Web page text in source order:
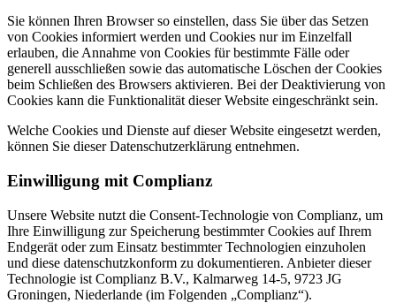
Sie können Ihren Browser so einstellen, dass Sie über das Setzen
von Cookies informiert werden und Cookies nur im Einzelfall
erlauben, die Annahme von Cookies für bestimmte Fälle oder
generell ausschließen sowie das automatische Löschen der Cookies
beim Schließen des Browsers aktivieren. Bei der Deaktivierung von
Cookies kann die Funktionalität dieser Website eingeschränkt sein.
Welche Cookies und Dienste auf dieser Website eingesetzt werden,
können Sie dieser Datenschutzerklärung entnehmen.
Einwilligung mit Complianz
Unsere Website nutzt die Consent-Technologie von Complianz, um
Ihre Einwilligung zur Speicherung bestimmter Cookies auf Ihrem
Endgerät oder zum Einsatz bestimmter Technologien einzuholen
und diese datenschutzkonform zu dokumentieren. Anbieter dieser
Technologie ist Complianz B.V., Kalmarweg 14-5, 9723 JG
Groningen, Niederlande (im Folgenden „Complianz“).